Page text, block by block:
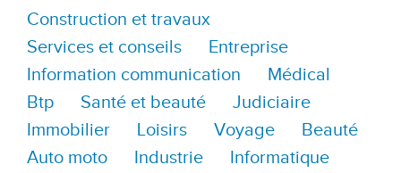
Construction et travaux
Services et conseils
Entreprise
Information communication
Médical
Btp
Santé et beauté
Judiciaire
Immobilier
Loisirs Voyage
Beauté
Auto moto
Industrie
Informatique